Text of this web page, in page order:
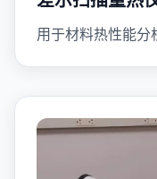
用于材料热性能